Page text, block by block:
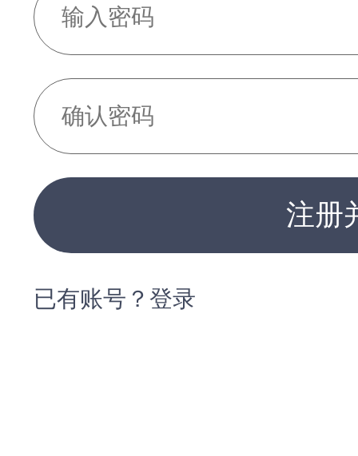
注册
已有账号？登录